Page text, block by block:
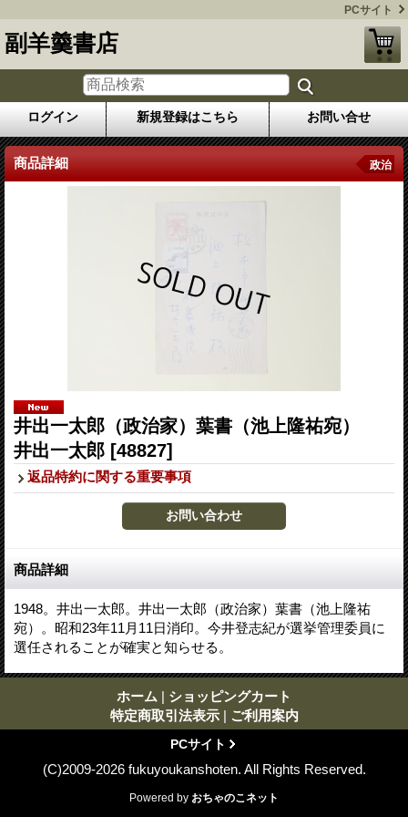
PCサイト
副羊羹書店
ログイン 新規登録はこちら お問い合せ
商品詳細 政治
井出一太郎（政治家）葉書（池上隆祐宛）
井出一太郎 [48827]
返品特約に関する重要事項
商品詳細
1948。井出一太郎。井出一太郎（政治家）葉書（池上隆祐
宛）。昭和23年11月11日消印。今井登志紀が選挙管理委員に
選任されることが確実と知らせる。
ホーム | ショッピングカート
特定商取引法表示 | ご利用案内
PCサイト
(C)2009-2026 fukuyoukanshoten. All Rights Reserved.
Powered by おちゃのこネット